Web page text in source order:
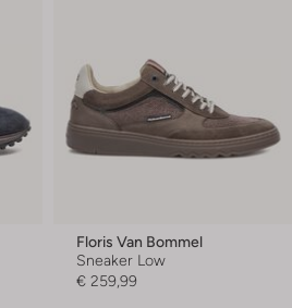
Floris Van Bommel
Sneaker Low
€ 259,99